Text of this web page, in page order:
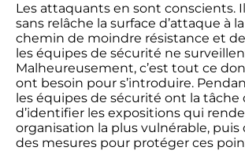
Les attaquants en sont conscients.
sans relâche la surface d’attaque à
chemin de moindre résistance et
les équipes de sécurité ne
Malheureusement, c’est tout ce
ont besoin pour s’introduire.
les équipes de sécurité ont la tâche
d’identifier les expositions qui
organisation la plus vulnérable, puis
des mesures pour protéger ces